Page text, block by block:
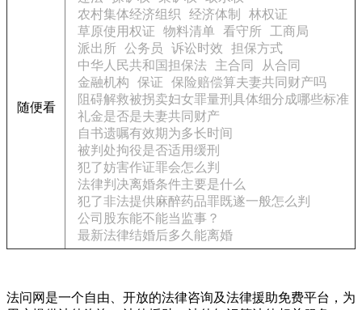
随便看
农村集体经济组织
经济体制
林权证
草原使用权证
物料清单 看守所
工商局
派出所 公务员 诉讼时效
担保方式
中华人民共和国担保法
主合同
从合同
金融机构
保证
保险赔偿算夫妻共同财产吗
阻碍解救被拐卖妇女罪量刑具体细分成哪些标准
礼金是否是夫妻共同财产
自书遗嘱有效期为多长时间
被判处拘役是否适用缓刑
犯了妨害作证罪会怎么判
法律判决离婚条件主要是什么
犯了非法提供麻醉药品罪既遂一般怎么判
公司股东能不能当监事？
最新法律结婚后多久能离婚
法问网是一个自由、开放的法律咨询及法律援助免费平台，为